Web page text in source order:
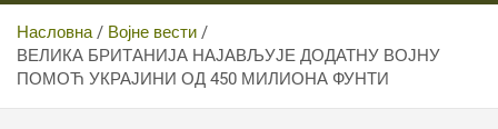
Насловна
Војне вести
ВЕЛИКА БРИТАНИЈА НАЈАВЉУЈЕ ДОДАТНУ ВОЈНУ
ПОМОЋ УКРАЈИНИ ОД 450 МИЛИОНА ФУНТИ